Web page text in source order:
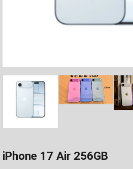
iPhone 17 Air 256GB